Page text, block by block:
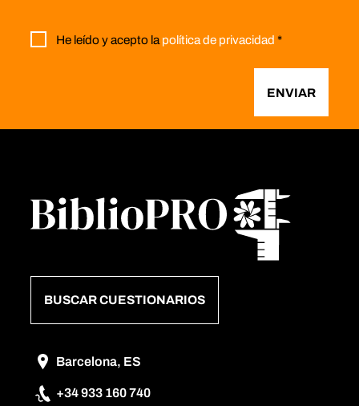
He leído y acepto la política de privacidad *
ENVIAR
BUSCAR CUESTIONARIOS
Barcelona, ES
+34 933 160 740